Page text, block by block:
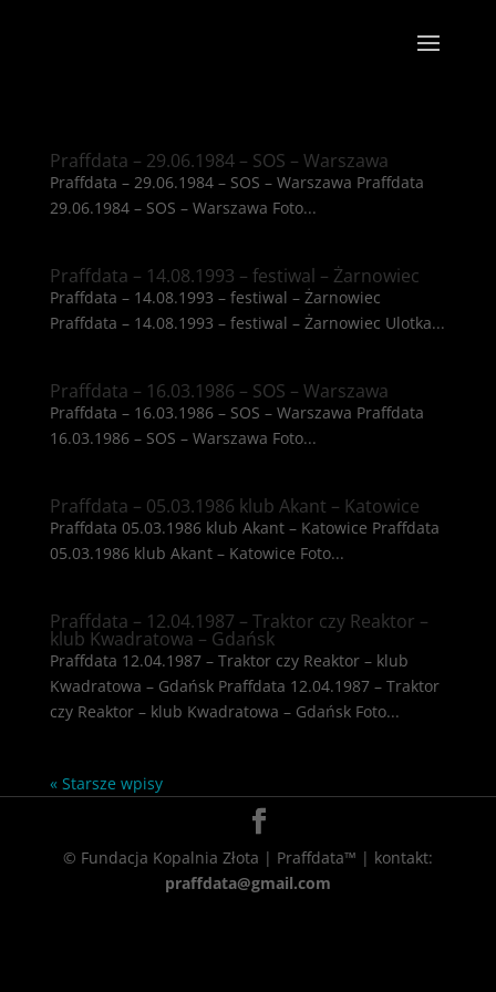
Praffdata – 29.06.1984 – SOS – Warszawa
Praffdata – 29.06.1984 – SOS – Warszawa Praffdata
29.06.1984 – SOS – Warszawa Foto...
Praffdata – 14.08.1993 – festiwal – Żarnowiec
Praffdata – 14.08.1993 – festiwal – Żarnowiec
Praffdata – 14.08.1993 – festiwal – Żarnowiec Ulotka...
Praffdata – 16.03.1986 – SOS – Warszawa
Praffdata – 16.03.1986 – SOS – Warszawa Praffdata
16.03.1986 – SOS – Warszawa Foto...
Praffdata – 05.03.1986 klub Akant – Katowice
Praffdata 05.03.1986 klub Akant – Katowice Praffdata
05.03.1986 klub Akant – Katowice Foto...
Praffdata – 12.04.1987 – Traktor czy Reaktor –
klub Kwadratowa – Gdańsk
Praffdata 12.04.1987 – Traktor czy Reaktor – klub
Kwadratowa – Gdańsk Praffdata 12.04.1987 – Traktor
czy Reaktor – klub Kwadratowa – Gdańsk Foto...
« Starsze wpisy
© Fundacja Kopalnia Złota | Praffdata™ | kontakt:
praffdata@gmail.com